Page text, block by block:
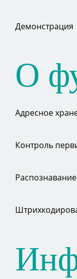
Демонстрация
О
Адресное
Контроль